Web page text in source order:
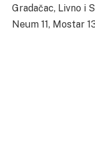
Gradačac, Livno i
Neum 11, Mostar